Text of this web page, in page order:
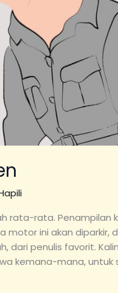
rata-rata. Penampilan
motor ini akan
penulis favorit.
kemana-mana, untuk